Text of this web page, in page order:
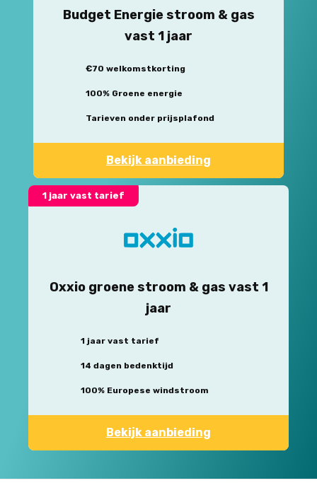
Budget Energie stroom & gas
vast 1 jaar
€70 welkomstkorting
100% Groene energie
Tarieven onder prijsplafond
Bekijk aanbieding
1 jaar vast tarief
Oxxio groene stroom & gas vast 1
jaar
1 jaar vast tarief
14 dagen bedenktijd
100% Europese windstroom
Bekijk aanbieding